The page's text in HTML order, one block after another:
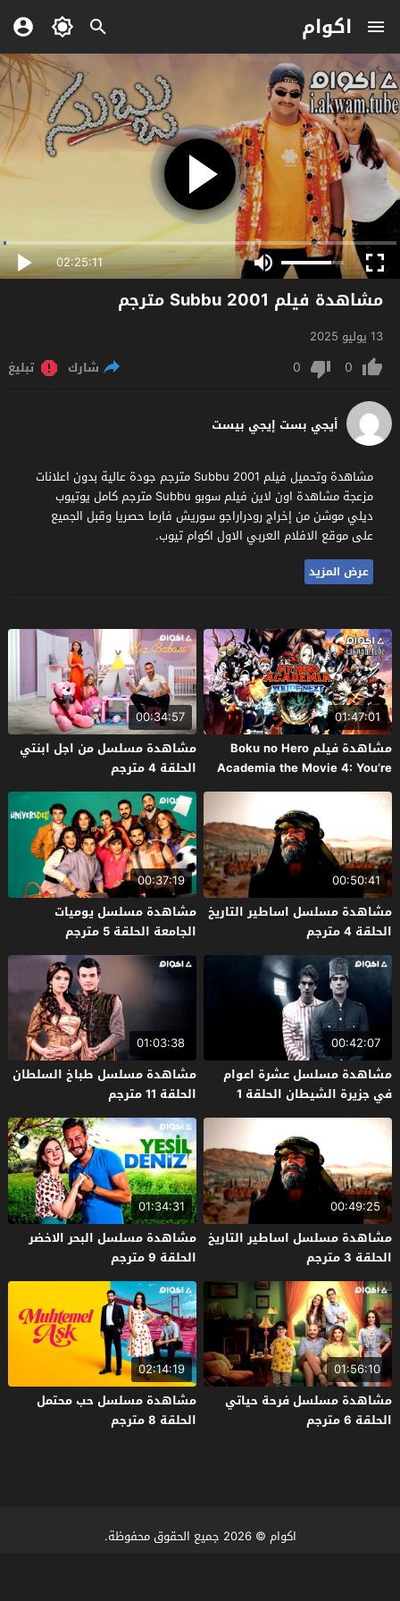
اكوام
02:25:11
مشاهدة فيلم Subbu 2001 مترجم
13 يوليو 2025
0
0 شارك تبليغ
أيجي بست إيجي بيست
مشاهدة وتحميل فيلم Subbu 2001 مترجم جودة عالية بدون اعلانات
مزعجة مشاهدة اون لاين فيلم سوبو Subbu مترجم كامل يوتيوب
ديلي موشن من إخراج رودراراجو سوريش فارما حصريا وقبل الجميع
على موقع الافلام العربي الاول اكوام تيوب.
عرض المزيد
01:47:01
مشاهدة فيلم Boku no Hero
Academia the Movie 4: You’re
Next 2024 مترجم
00:34:57
مشاهدة مسلسل من اجل ابنتي
الحلقة 4 مترجم
00:50:41
مشاهدة مسلسل اساطير التاريخ
الحلقة 4 مترجم
00:37:19
مشاهدة مسلسل يوميات
الجامعة الحلقة 5 مترجم
00:42:07
مشاهدة مسلسل عشرة اعوام
في جزيرة الشيطان الحلقة 1
مترجم
01:03:38
مشاهدة مسلسل طباخ السلطان
الحلقة 11 مترجم
00:49:25
مشاهدة مسلسل اساطير التاريخ
الحلقة 3 مترجم
01:34:31
مشاهدة مسلسل البحر الاخضر
الحلقة 9 مترجم
01:56:10
مشاهدة مسلسل فرحة حياتي
الحلقة 6 مترجم
02:14:19
مشاهدة مسلسل حب محتمل
الحلقة 8 مترجم
اكوام © 2026 جميع الحقوق محفوظة.